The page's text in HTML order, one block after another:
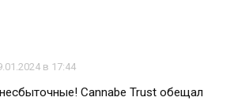
в 17:44
Cannabe Trust обещал